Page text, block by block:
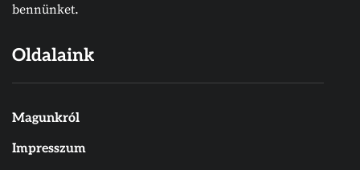
bennünket.
Oldalaink
Magunkról
Impresszum